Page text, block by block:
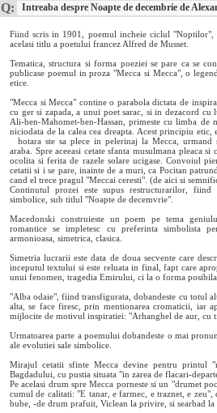
Q: Intreaba despre Noapte de decembrie de
Fiind scris in 1901, poemul incheie ciclul "Noptilor",
acelasi titlu a poetului francez Alfred de Musset.
Tematica, structura si forma poeziei se pare ca se
publicase poemul in proza "Mecca si Mecca", o
etice.
"Mecca si Mecca" contine o parabola dictata de
cu ger si zapada, a unui poet sarac, si in dezacord cu
Ali-ben-Mahomet-ben-Hassan, primeste cu limba de
niciodata de la calea cea dreapta. Acest principiu etic,
hotara ste sa plece in pelerinaj la Mecca, urmand
araba. Spre aceeasi cetate sfanta musulmana pleaca
ocolita si ferita de razele solare ucigase. Convoiul
cetatii si i se pare, inainte de a muri, ca Pocitan
cand el trece pragul "Meccai ceresti". (de aici si
Continutul prozei este supus restructurarilor,
simbolice, sub titlul "Noapte de decemvrie".
Macedonski construieste un poem pe tema
romantice se impletesc cu preferinta simbolista
armonioasa, simetrica, clasica.
Simetria lucrarii este data de doua secvente care
inceputul textului si este reluata in final, fapt care
unui fenomen, tragedia Emirului, ci la o forma
"Alba odaie", fiind transfigurata, dobandeste cu totul
alta, se face firesc, prin mentionarea cromaticii, iar
mijlocite de motivul inspiratiei: "Arhanghel de aur, cu
Urmatoarea parte a poemului dobandeste o mai
ale evolutiei sale simbolice.
Mirajul cetatii sfinte Mecca devine pentru printul
Bagdadului, cu pustia situata "in zarea de flacari-
Pe acelasi drum spre Mecca porneste si un "drumet
cumul de calitati: "E tanar, e farmec, e traznet, e
bube, -de drum prafuit, Viclean la privire, si searbad la